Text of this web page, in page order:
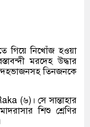
গিয়ে নিখোঁজ হওয়া
মরদেহ উদ্ধার
তিনজনকে
(৬)। সে সান্তাহার
শিশু শ্রেণির